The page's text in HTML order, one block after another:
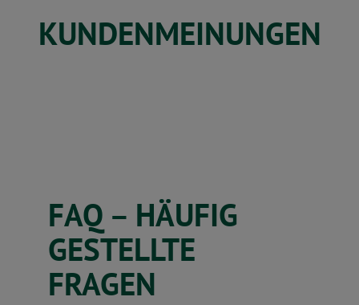
KUNDENMEINUNGEN
FAQ – HÄUFIG
GESTELLTE
FRAGEN